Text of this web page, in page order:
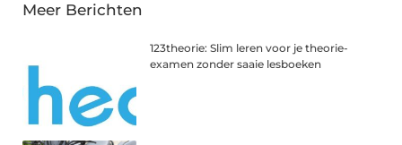
Meer Berichten
123theorie: Slim leren voor je theorie-
examen zonder saaie lesboeken